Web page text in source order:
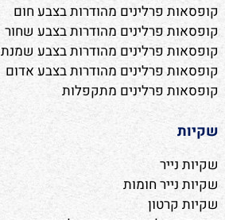
קופסאות פרלינים מהודרות בצבע חום
קופסאות פרלינים מהודרות בצבע שחור
קופסאות פרלינים מהודרות בצבע שמנת
קופסאות פרלינים מהודרות בצבע אדום
קופסאות פרלינים מתקפלות
שקיות
שקיות נייר
שקיות נייר חומות
שקיות קרטון